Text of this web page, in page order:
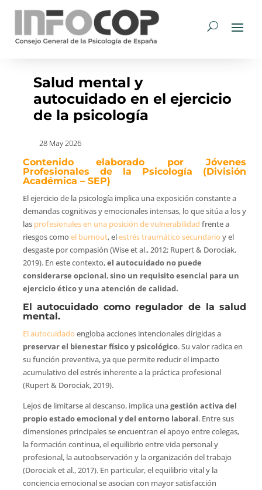
Salud mental y
autocuidado en el ejercicio
de la psicología
28 May 2026
Contenido elaborado por Jóvenes
Profesionales de la Psicología (División
Académica – SEP)
El ejercicio de la psicología implica una exposición constante a
demandas cognitivas y emocionales intensas, lo que sitúa a los y
las profesionales en una posición de vulnerabilidad frente a
riesgos comoel burnout, elestrés traumático secundario y el
desgaste por compasión (Wise et al., 2012; Rupert & Dorociak,
2019). En este contexto,el autocuidado no puede
considerarse opcional,sino un requisito esencial para un
ejercicio ético y una atención de calidad.
El autocuidado como regulador de la salud
mental.
El autocuidado engloba acciones intencionales dirigidas a
preservar el bienestar físico y psicológico. Su valor radica en
su función preventiva, ya que permite reducir el impacto
acumulativo del estrés inherente a la práctica profesional
(Rupert & Dorociak, 2019).
Lejos de limitarse al descanso, implica unagestión activa del
propio estado emocional y del entorno laboral. Entre sus
dimensiones principales se encuentran el apoyo entre colegas,
la formación continua, el equilibrio entre vida personal y
profesional, la autoobservación y la organización del trabajo
(Dorociak et al., 2017). En particular, el equilibrio vital y la
conciencia emocional se asocian con mayor satisfacción